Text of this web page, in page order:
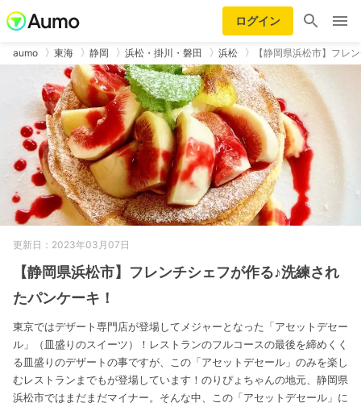
ログイン
aumo 東海 静岡 浜松・掛川・磐田 浜松 【静岡県浜松市】フレ
更新日：2023年03月07日
【静岡県浜松市】フレンチシェフが作る♪洗練され
たパンケーキ！
東京ではデザート専門店が登場してメジャーとなった「アセットデセー
ル」（皿盛りのスイーツ）！レストランのフルコースの最後を締めくく
る皿盛りのデザートの事ですが、この「アセットデセール」のみを楽し
むレストランまでもが登場しています！のりぴょちゃんの地元、静岡県
浜松市ではまだまだマイナー。そんな中、この「アセットデセール」に